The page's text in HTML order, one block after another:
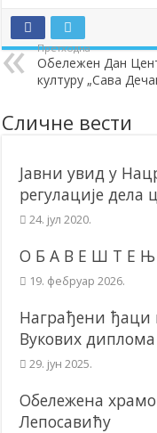
Додела подстицаја за
Полагањем венаца и
Братске и
ОБАВЕШТЕЊЕ –
Претходна
Обележен Дан
културу „Сава
Сличне вести
Јавни увид у
регулације
24. јул 2020.
О Б А В Е Ш Т Е Њ
19. фебруар 2026.
Награђени ђаци
Вукових диплома
29. јун 2025.
Обележена
Лепосавићу